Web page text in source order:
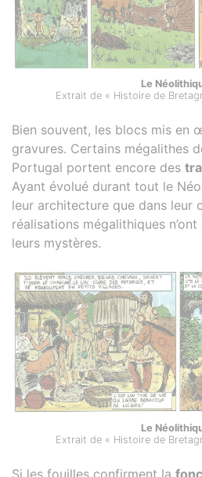
Le
Extrait de « Histoire de
Bien souvent, les blocs mis en
gravures. Certains mégalithes
Portugal portent encore des
Ayant évolué durant tout le
leur architecture que dans leur
réalisations mégalithiques
leurs mystères.
Le
Extrait de « Histoire de